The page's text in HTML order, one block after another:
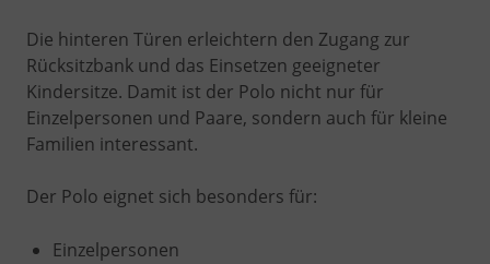
Die hinteren Türen erleichtern den Zugang zur
Rücksitzbank und das Einsetzen geeigneter
Kindersitze. Damit ist der Polo nicht nur für
Einzelpersonen und Paare, sondern auch für kleine
Familien interessant.
Der Polo eignet sich besonders für:
Einzelpersonen